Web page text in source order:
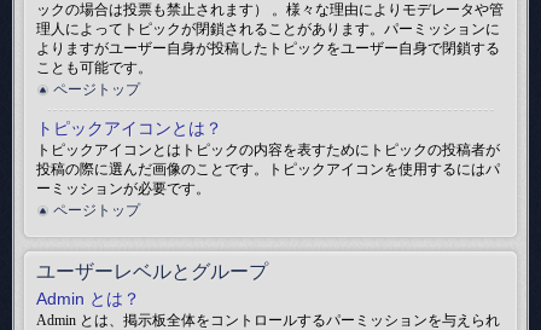
ックの場合は投票も禁止されます） 。様々な理由によりモデレータや管
理人によってトピックが閉鎖されることがあります。パーミッションに
よりますがユーザー自身が投稿したトピックをユーザー自身で閉鎖する
ことも可能です。
ページトップ
トピックアイコンとは？
トピックアイコンとはトピックの内容を表すためにトピックの投稿者が
投稿の際に選んだ画像のことです。トピックアイコンを使用するにはパ
ーミッションが必要です。
ページトップ
ユーザーレベルとグループ
Admin とは？
Admin とは、掲示板全体をコントロールするパーミッションを与えられ